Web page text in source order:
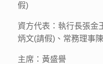
假)
資方代表：執行長張金
炳文(請假)、常務理事
主席：黃盛譽